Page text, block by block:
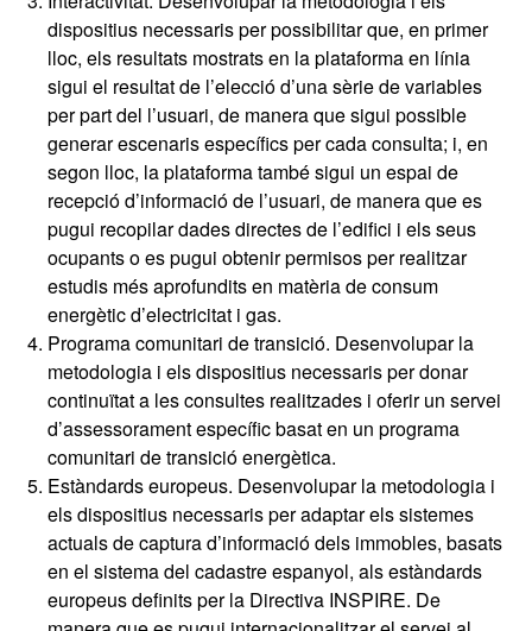
dispositius necessaris per possibilitar que, en primer
lloc, els resultats mostrats en la plataforma en línia
sigui el resultat de l’elecció d’una sèrie de variables
per part del l’usuari, de manera que sigui possible
generar escenaris específics per cada consulta; i, en
segon lloc, la plataforma també sigui un espai de
recepció d’informació de l’usuari, de manera que es
pugui recopilar dades directes de l’edifici i els seus
ocupants o es pugui obtenir permisos per realitzar
estudis més aprofundits en matèria de consum
energètic d’electricitat i gas.
Programa comunitari de transició. Desenvolupar la
metodologia i els dispositius necessaris per donar
continuïtat a les consultes realitzades i oferir un servei
d’assessorament específic basat en un programa
comunitari de transició energètica.
Estàndards europeus. Desenvolupar la metodologia i
els dispositius necessaris per adaptar els sistemes
actuals de captura d’informació dels immobles, basats
en el sistema del cadastre espanyol, als estàndards
europeus definits per la Directiva INSPIRE. De